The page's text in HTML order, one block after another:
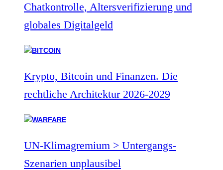
Chatkontrolle, Altersverifizierung und
globales Digitalgeld
Krypto, Bitcoin und Finanzen. Die
rechtliche Architektur 2026-2029
UN-Klimagremium > Untergangs-
Szenarien unplausibel